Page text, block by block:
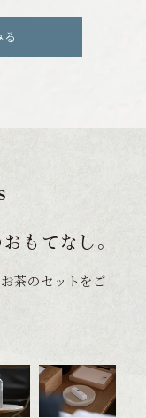
もてなし。
茶のセットをご